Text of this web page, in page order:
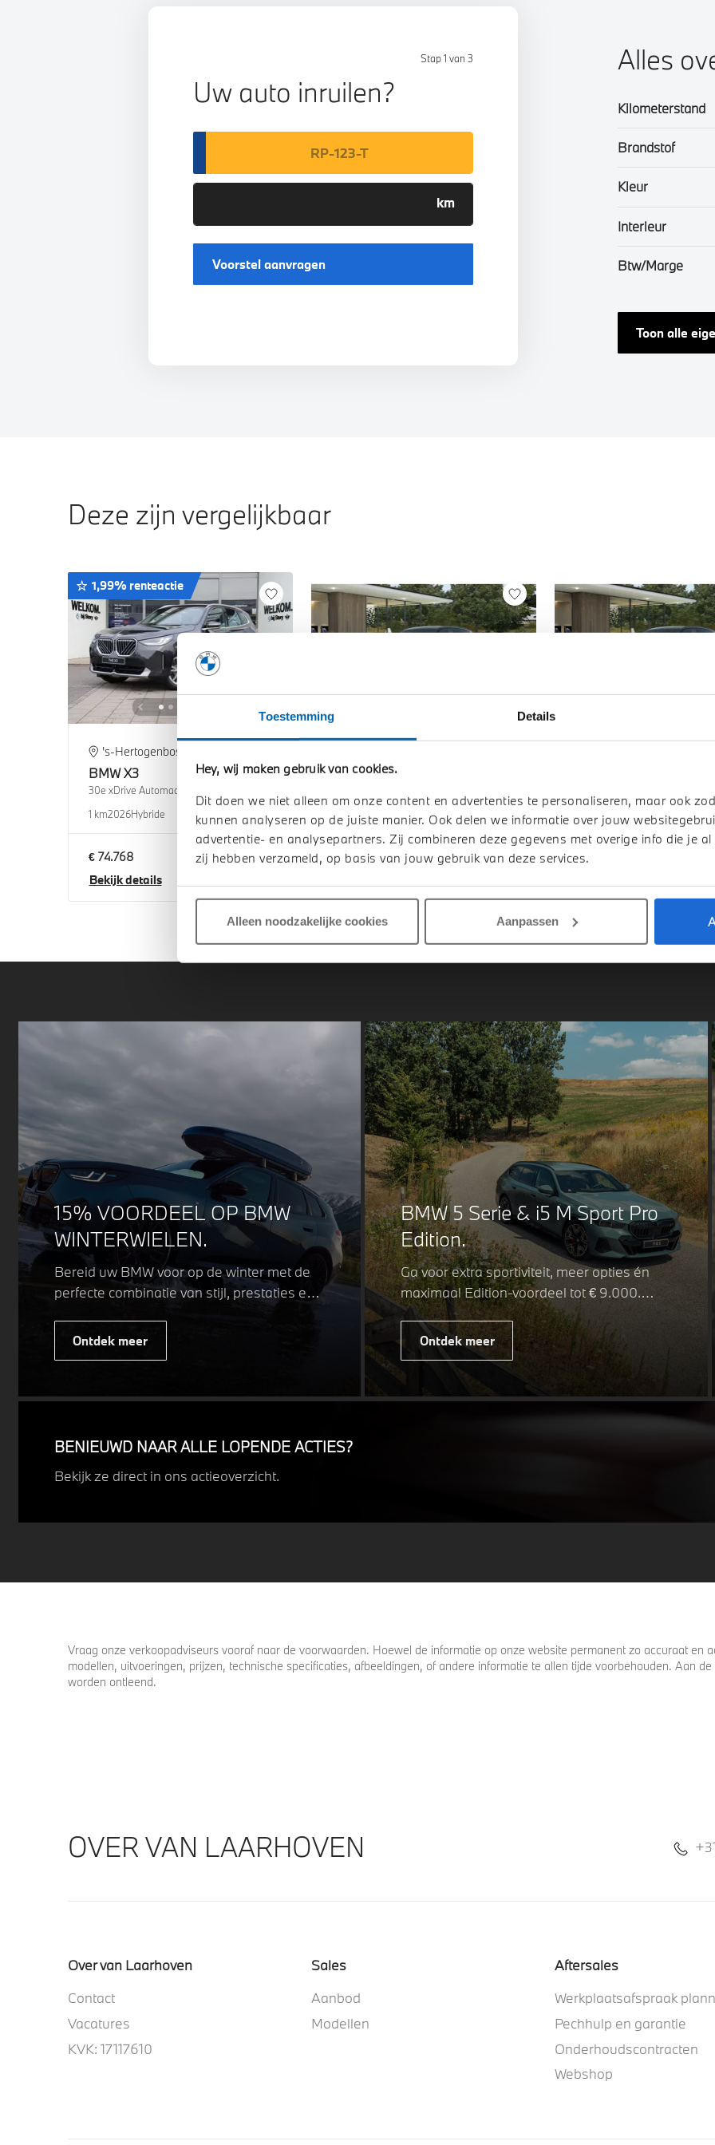
Toestemming Details
Hey, wij maken gebruik van cookies.
Dit doen we niet alleen om onze content en advertenties te personaliseren, maar ook
kunnen analyseren op de juiste manier. Ook delen we informatie over jouw
advertentie- en analysepartners. Zij combineren deze gegevens met overige info die je
zij hebben verzameld, op basis van jouw gebruik van deze services.
Alleen noodzakelijke cookies Aanpassen
Stap 1 van 3
Uw auto inruilen?
Voorstel aanvragen
Alles
Kilometerstand
Brandstof
Kleur
Interieur
Btw/Marge
Toon alle
Deze zijn vergelijkbaar
1,99% renteactie
's-Hertogenbosch
BMW X3
30e xDrive Automaat
1 km2026Hybride
€ 74.768
Bekijk details
BMWX3
1 km 2026
€ 76.809
2026 Hybride
€ 80.338
15% VOORDEEL OP BMW
WINTERWIELEN.
Bereid uw BMW voor op de winter met de
perfecte combinatie van stijl, prestaties en
of elegante look, onze winterwielen zijn
uitdagende weersomstandigheden.
Ontdek meer
BMW 5 Serie & i5 M Sport Pro
Edition.
Ga voor extra sportiviteit, meer opties én
maximaal Edition-voordeel tot € 9.000.
Fiscaal leverbaar vanaf € 75.347. Met de
BMW 5 Serie & i5 M Sport Pro Edition kiest
u voor een rijk uitgeruste uitvoering waarin
juist de details het verschil maken. De
details die ervoor zorgen dat u nog één
keer omkijkt voordat u verder loopt.
Ontdek meer
BENIEUWD NAAR ALLE LOPENDE ACTIES?
Bekijk ze direct in ons actieoverzicht.
Vraag onze verkoopadviseurs vooraf naar de voorwaarden. Hoewel de informatie op onze website permanent zo accuraat en
modellen, uitvoeringen, prijzen, technische specificaties, afbeeldingen, of andere informatie te allen tijde voorbehouden. Aan
worden ontleend.
OVER VAN LAARHOVEN
Over van Laarhoven
Contact
Vacatures
KVK: 17117610
Sales
Aanbod
Modellen
Aftersales
Werkplaatsafspraak
Pechhulp en garantie
Onderhoudscontracten
Webshop